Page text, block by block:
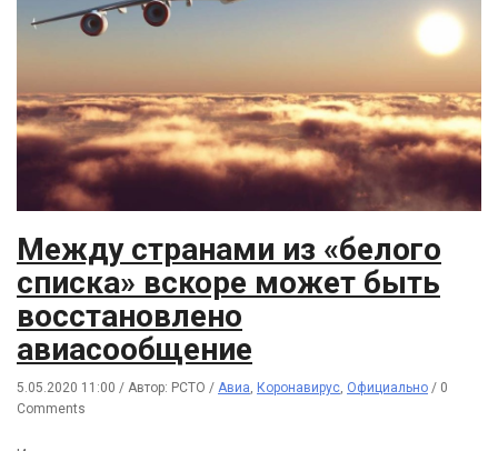
Между странами из «белого
списка» вскоре может быть
восстановлено
авиасообщение
5.05.2020 11:00 / Автор: РСТО / Авиа Коронавирус Официально / 0
Comments